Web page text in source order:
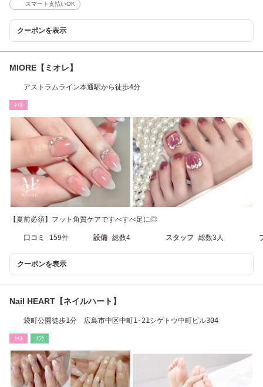
スマート支払いOK
クーポンを表示
MIORE【ミオレ】
アストラムライン本通駅から徒歩4分
ﾈｲﾙ
【夏前必須】フット角質ケアですべすべ足に◎
口コミ 159件 設備 総数4 スタッフ 総数3人
クーポンを表示
Nail HEART【ネイルハート】
袋町公園徒歩1分 広島市中区中町1-21シゲトウ中町ビル304
ﾈｲﾙ ﾘﾗｸ